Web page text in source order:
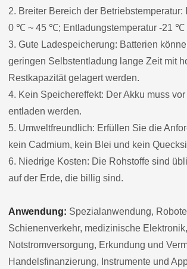
2. Breiter Bereich der Betriebstemperatur:
0 ℃ ~ 45 ℃; Entladungstemperatur -21
3. Gute Ladespeicherung: Batterien
geringen Selbstentladung lange Zeit mit
Restkapazität gelagert werden.
4. Kein Speichereffekt: Der Akku muss
entladen werden.
5. Umweltfreundlich: Erfüllen Sie die
kein Cadmium, kein Blei und kein
6. Niedrige Kosten: Die Rohstoffe sind
auf der Erde, die billig sind.
Anwendung: Spezialanwendung,
Schienenverkehr, medizinische Elektronik,
Notstromversorgung, Erkundung und
Handelsfinanzierung, Instrumente und